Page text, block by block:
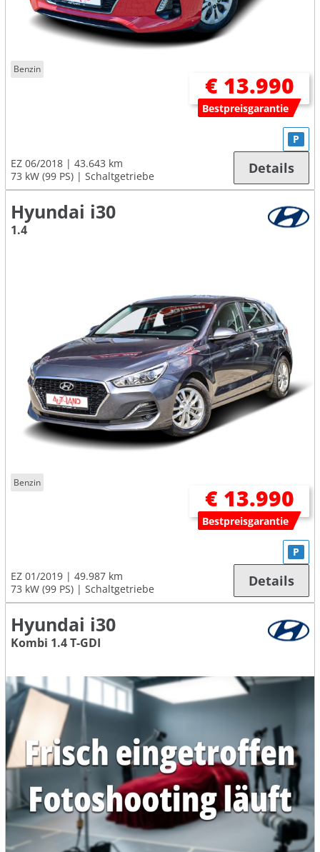
Benzin
€ 13.990
Bestpreisgarantie
EZ 06/2018
43.643 km
73 kW (99 PS)
Schaltgetriebe
P
Details
Hyundai i30
1.4
Benzin
€ 13.990
Bestpreisgarantie
EZ 01/2019
49.987 km
73 kW (99 PS)
Schaltgetriebe
P
Details
Hyundai i30
Kombi 1.4 T-GDI